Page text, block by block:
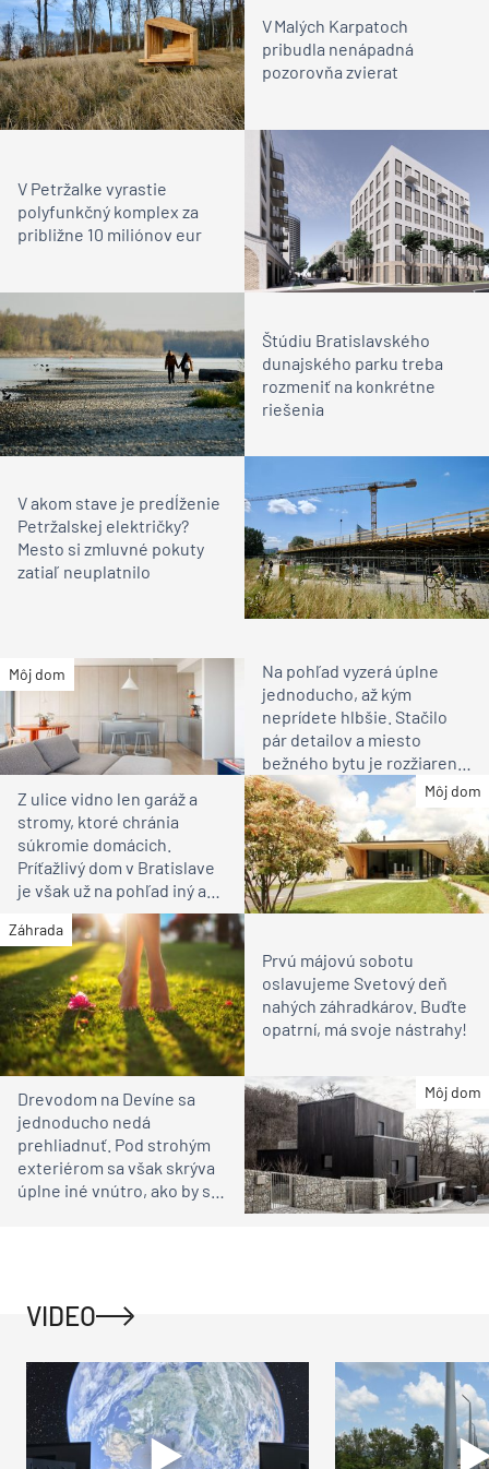
V Malých Karpatoch
pribudla nenápadná
pozorovňa zvierat
V Petržalke vyrastie
polyfunkčný komplex za
približne 10 miliónov eur
Štúdiu Bratislavského
dunajského parku treba
rozmeniť na konkrétne
riešenia
V akom stave je predĺženie
Petržalskej električky?
Mesto si zmluvné pokuty
zatiaľ neuplatnilo
Môj dom
Na pohľad vyzerá úplne
jednoducho, až kým
neprídete hlbšie. Stačilo
pár detailov a miesto
bežného bytu je rozžiarené
bývanie pre rodinu
Môj dom
Z ulice vidno len garáž a
stromy, ktoré chránia
súkromie domácich.
Príťažlivý dom v Bratislave
je však už na pohľad iný ako
susedia
Záhrada
Prvú májovú sobotu
oslavujeme Svetový deň
nahých záhradkárov. Buďte
opatrní, má svoje nástrahy!
Môj dom
Drevodom na Devíne sa
jednoducho nedá
prehliadnuť. Pod strohým
exteriérom sa však skrýva
úplne iné vnútro, ako by ste
VIDEO